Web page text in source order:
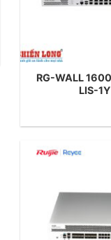
RG-WALL
LIS-1Y